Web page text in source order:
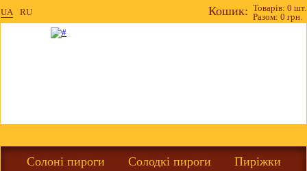
UA RU Кошик: Товарів: 0 шт.
Разом: 0 грн.
Солоні пироги Солодкі пироги Пиріжки